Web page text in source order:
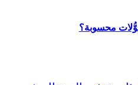
محسوبة؟